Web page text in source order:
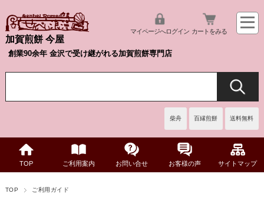
加賀煎餅 今屋
創業90余年 金沢で受け継がれる加賀煎餅専門店
柴舟 百縁煎餅 送料無料
マイページへログイン カートをみる
TOP ご利用案内 お問い合せ お客様の声 サイトマップ
TOP ご利用ガイド